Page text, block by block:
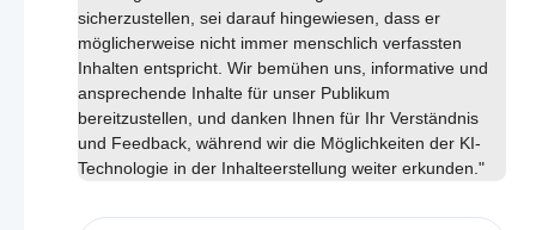
sicherzustellen, sei darauf hingewiesen, dass er
möglicherweise nicht immer menschlich verfassten
Inhalten entspricht. Wir bemühen uns, informative und
ansprechende Inhalte für unser Publikum
bereitzustellen, und danken Ihnen für Ihr Verständnis
und Feedback, während wir die Möglichkeiten der KI-
Technologie in der Inhalteerstellung weiter erkunden."